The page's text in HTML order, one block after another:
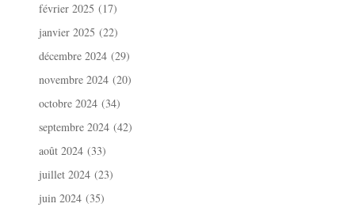
février 2025 (17)
janvier 2025 (22)
décembre 2024 (29)
novembre 2024 (20)
octobre 2024 (34)
septembre 2024 (42)
août 2024 (33)
juillet 2024 (23)
juin 2024 (35)